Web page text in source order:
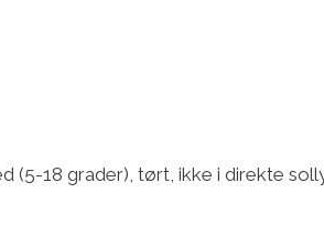
(5-18 grader), tørt, ikke i direkte